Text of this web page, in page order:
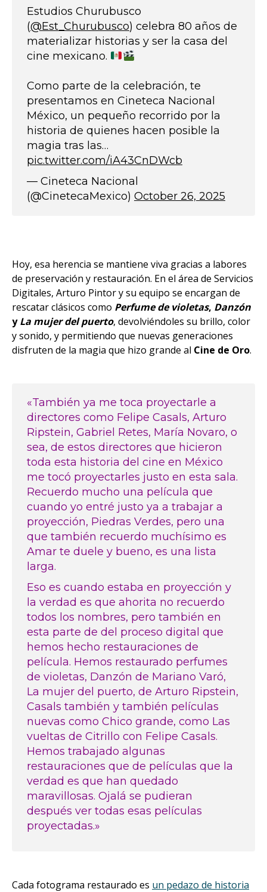
Estudios Churubusco
(@Est_Churubusco) celebra 80 años de
materializar historias y ser la casa del
cine mexicano. ​​
Como parte de la celebración, te
presentamos en Cineteca Nacional
México, un pequeño recorrido por la
historia de quienes hacen posible la
magia tras las…
pic.twitter.com/iA43CnDWcb
— Cineteca Nacional
(@CinetecaMexico) October 26, 2025
Hoy, esa herencia se mantiene viva gracias a labores
de preservación y restauración. En el área de Servicios
Digitales, Arturo Pintor y su equipo se encargan de
rescatar clásicos como Perfume de violetas, Danzón
yLa mujer del puerto, devolviéndoles su brillo, color
y sonido, y permitiendo que nuevas generaciones
disfruten de la magia que hizo grande al Cine de Oro.
«También ya me toca proyectarle a
directores como Felipe Casals, Arturo
Ripstein, Gabriel Retes, María Novaro, o
sea, de estos directores que hicieron
toda esta historia del cine en México
me tocó proyectarles justo en esta sala.
Recuerdo mucho una película que
cuando yo entré justo ya a trabajar a
proyección, Piedras Verdes, pero una
que también recuerdo muchísimo es
Amar te duele y bueno, es una lista
larga.
Eso es cuando estaba en proyección y
la verdad es que ahorita no recuerdo
todos los nombres, pero también en
esta parte de del proceso digital que
hemos hecho restauraciones de
película. Hemos restaurado perfumes
de violetas, Danzón de Mariano Varó,
La mujer del puerto, de Arturo Ripstein,
Casals también y también películas
nuevas como Chico grande, como Las
vueltas de Citrillo con Felipe Casals.
Hemos trabajado algunas
restauraciones que de películas que la
verdad es que han quedado
maravillosas. Ojalá se pudieran
después ver todas esas películas
proyectadas.»
Cada fotograma restaurado es un pedazo de historia